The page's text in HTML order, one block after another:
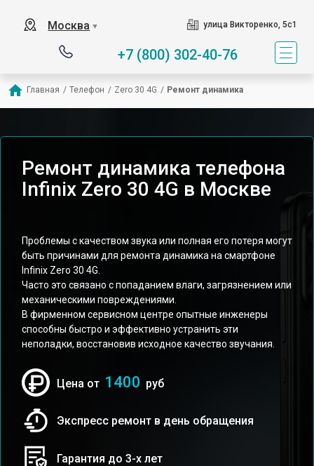
Москва ▼ улица Викторенко, 5с1
+7 (800) 302-40-76
Главная / Телефон / Zero 30 4G / Ремонт динамика
Ремонт динамика телефона
Infinix Zero 30 4G в Москве
Проблемы с качеством звука или полная его потеря могут
быть причинами для ремонта динамика на смартфоне
Infinix Zero 30 4G.
Часто это связано с попаданием влаги, загрязнением или
механическими повреждениями.
В фирменном сервисном центре опытные инженеры
способны быстро и эффективно устранить эти
неполадки, восстановив исходное качество звучания.
Цена от 1400 руб
Экспресс ремонт в день обращения
Гарантия до 3-х лет